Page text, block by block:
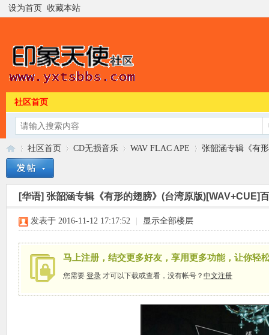
设为首页 收藏本站
社区首页
»
社区首页
›
CD无损音乐
›
WAV FLAC APE
›
张韶涵专辑《有
[华语] 张韶涵专辑《有形的翅膀》(台湾原版)[WAV+CUE]
发表于 2016-11-12 17:17:52 显示全部楼层
马上注册，结交更多好友，享用更多功能，让你轻
您需要 登录 才可以下载或查看，没有帐号？ 中文注册